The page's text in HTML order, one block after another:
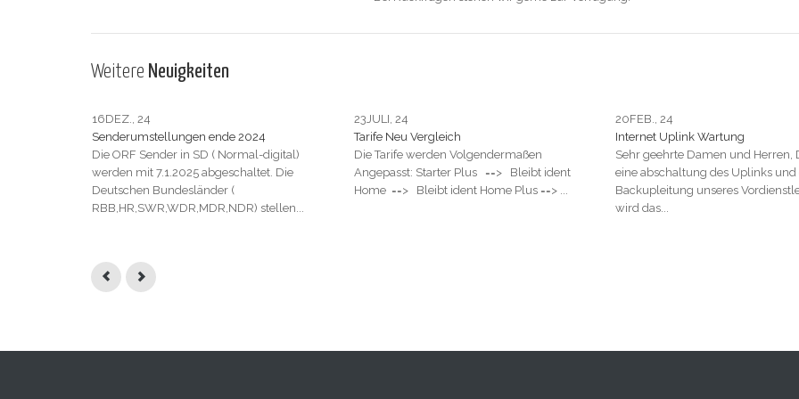
Weitere Neuigkeiten
16DEZ., 24
Senderumstellungen ende 2024
Die ORF Sender in SD ( Normal-digital)
werden mit 7.1.2025 abgeschaltet. Die
Deutschen Bundesländer (
RBB,HR,SWR,WDR,MDR,NDR) stellen...
23JULI, 24
Tarife Neu Vergleich
Die Tarife werden Volgendermaßen
Angepasst: Starter Plus ==> Bleibt ident
Home ==> Bleibt ident Home Plus ==> ...
20FEB., 24
Internet Uplink Wartung
Sehr geehrte Damen und Herren,
eine abschaltung des Uplinks und
Backupleitung unseres
wird das...